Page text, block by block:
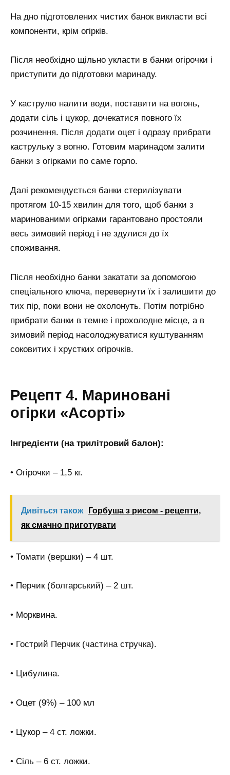
На дно підготовлених чистих банок викласти всі
компоненти, крім огірків.
Після необхідно щільно укласти в банки огірочки і
приступити до підготовки маринаду.
У каструлю налити води, поставити на вогонь,
додати сіль і цукор, дочекатися повного їх
розчинення. Після додати оцет і одразу прибрати
каструльку з вогню. Готовим маринадом залити
банки з огірками по саме горло.
Далі рекомендується банки стерилізувати
протягом 10-15 хвилин для того, щоб банки з
маринованими огірками гарантовано простояли
весь зимовий період і не здулися до їх
споживання.
Після необхідно банки закатати за допомогою
спеціального ключа, перевернути їх і залишити до
тих пір, поки вони не охолонуть. Потім потрібно
прибрати банки в темне і прохолодне місце, а в
зимовий період насолоджуватися куштуванням
соковитих і хрустких огірочків.
Рецепт 4. Мариновані
огірки «Асорті»
Інгредієнти (на трилітровий балон):
• Огірочки – 1,5 кг.
Дивіться також
Горбуша з рисом - рецепти,
як смачно приготувати
• Томати (вершки) – 4 шт.
• Перчик (болгарський) – 2 шт.
• Морквина.
• Гострий Перчик (частина стручка).
• Цибулина.
• Оцет (9%) – 100 мл
• Цукор – 4 ст. ложки.
• Сіль – 6 ст. ложки.